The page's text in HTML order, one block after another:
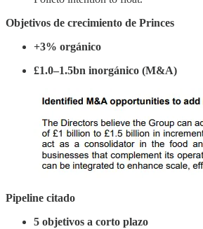
Objetivos de crecimiento de Princes
+3% orgánico
£1.0–1.5bn inorgánico (M&A)
Pipeline citado
5 objetivos a corto plazo